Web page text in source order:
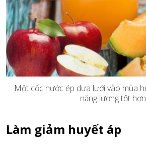
Một cốc nước ép dưa lưới vào mùa
năng lượng tốt hơn
Làm giảm huyết áp